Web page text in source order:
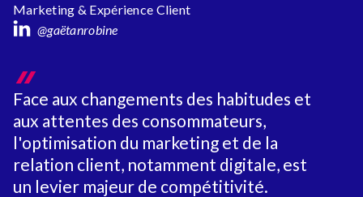
Marketing & Expérience Client
@gaëtanrobine
Face aux changements des habitudes et
aux attentes des consommateurs,
l'optimisation du marketing et de la
relation client, notamment digitale, est
un levier majeur de compétitivité.